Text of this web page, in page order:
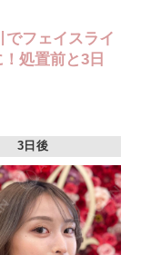
でフェイスライ
処置前と3日
3日後